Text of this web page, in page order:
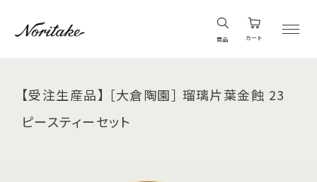
商品 カート
【受注生産品】 ［大倉陶園］ 瑠璃片葉金蝕 23
ピースティーセット